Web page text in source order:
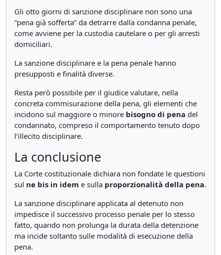
Gli otto giorni di sanzione disciplinare non sono una
“pena già sofferta” da detrarre dalla condanna penale,
come avviene per la custodia cautelare o per gli arresti
domiciliari.
La sanzione disciplinare e la pena penale hanno
presupposti e finalità diverse.
Resta però possibile per il giudice valutare, nella
concreta commisurazione della pena, gli elementi che
incidono sul maggiore o minore bisogno di pena del
condannato, compreso il comportamento tenuto dopo
l’illecito disciplinare.
La conclusione
La Corte costituzionale dichiara non fondate le questioni
sul ne bis in idem e sulla proporzionalità della pena.
La sanzione disciplinare applicata al detenuto non
impedisce il successivo processo penale per lo stesso
fatto, quando non prolunga la durata della detenzione
ma incide soltanto sulle modalità di esecuzione della
pena.